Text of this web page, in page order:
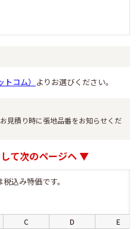
コム） よりお選びください。
見積り時に張地品番をお知らせくだ
て次のページヘ ▼
税込み特価です。
C D
E